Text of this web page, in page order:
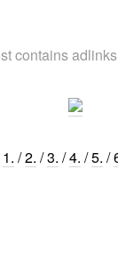
contains
1. /2. /3. /4. /5. /